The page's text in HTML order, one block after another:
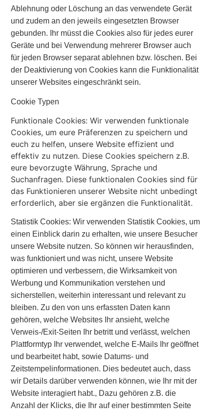
Ablehnung oder Löschung an das verwendete Gerät
und zudem an den jeweils eingesetzten Browser
gebunden. Ihr müsst die Cookies also für jedes eurer
Geräte und bei Verwendung mehrerer Browser auch
für jeden Browser separat ablehnen bzw. löschen. Bei
der Deaktivierung von Cookies kann die Funktionalität
unserer Websites eingeschränkt sein.
Cookie Typen
Funktionale Cookies: Wir verwenden funktionale
Cookies, um eure Präferenzen zu speichern und
euch zu helfen, unsere Website effizient und
effektiv zu nutzen. Diese Cookies speichern z.B.
eure bevorzugte Währung, Sprache und
Suchanfragen. Diese funktionalen Cookies sind für
das Funktionieren unserer Website nicht unbedingt
erforderlich, aber sie ergänzen die Funktionalität.
Statistik Cookies: Wir verwenden Statistik Cookies, um
einen Einblick darin zu erhalten, wie unsere Besucher
unsere Website nutzen. So können wir herausfinden,
was funktioniert und was nicht, unsere Website
optimieren und verbessern, die Wirksamkeit von
Werbung und Kommunikation verstehen und
sicherstellen, weiterhin interessant und relevant zu
bleiben. Zu den von uns erfassten Daten kann
gehören, welche Websites Ihr ansieht, welche
Verweis-/Exit-Seiten Ihr betritt und verlässt, welchen
Plattformtyp Ihr verwendet, welche E-Mails Ihr geöffnet
und bearbeitet habt, sowie Datums- und
Zeitstempelinformationen. Dies bedeutet auch, dass
wir Details darüber verwenden können, wie Ihr mit der
Website interagiert habt., Dazu gehören z.B. die
Anzahl der Klicks, die Ihr auf einer bestimmten Seite